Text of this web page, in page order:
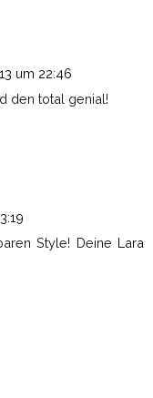
um 22:46
den total genial!
Style! Deine Lara